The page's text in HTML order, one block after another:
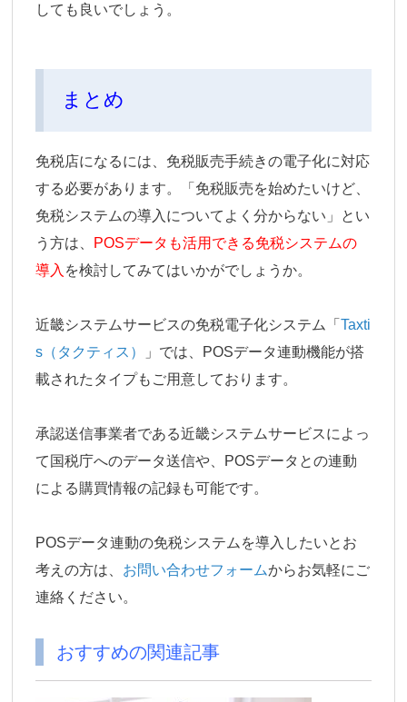
しても良いでしょう。
まとめ
免税店になるには、免税販売手続きの電子化に対応
する必要があります。「免税販売を始めたいけど、
免税システムの導入についてよく分からない」とい
う方は、 POSデータも活用できる免税システムの
導入 を検討してみてはいかがでしょうか。
近畿システムサービスの免税電子化システム「Taxti
s（タクティス）
」では、POSデータ連動機能が搭
載されたタイプもご用意しております。
承認送信事業者である近畿システムサービスによっ
て国税庁へのデータ送信や、POSデータとの連動
による購買情報の記録も可能です。
POSデータ連動の免税システムを導入したいとお
考えの方は、 お問い合わせフォームからお気軽にご
連絡ください。
おすすめの関連記事